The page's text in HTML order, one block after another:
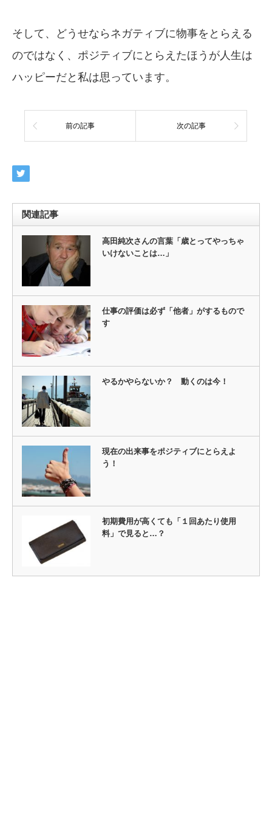
そして、どうせならネガティブに物事をとらえる
のではなく、ポジティブにとらえたほうが人生は
ハッピーだと私は思っています。
前の記事 次の記事
関連記事
高田純次さんの言葉「歳とってやっちゃ
いけないことは…」
仕事の評価は必ず「他者」がするもので
す
やるかやらないか？ 動くのは今！
現在の出来事をポジティブにとらえよ
う！
初期費用が高くても「１回あたり使用
料」で見ると…？